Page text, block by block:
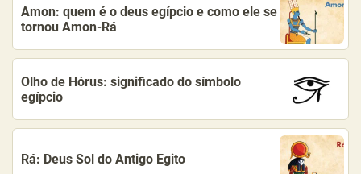
Amon: quem é o deus egípcio e como ele se
tornou Amon-Rá
Olho de Hórus: significado do símbolo
egípcio
Rá: Deus Sol do Antigo Egito